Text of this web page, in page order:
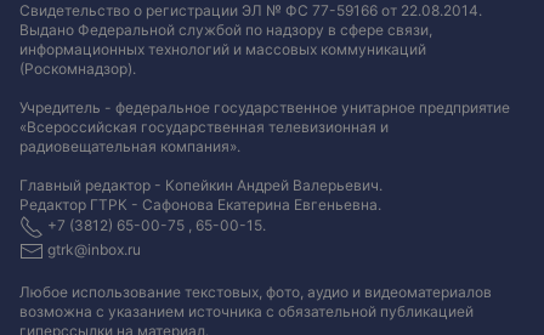
Свидетельство о регистрации ЭЛ № ФС 77-59166 от 22.08.2014.
Выдано Федеральной службой по надзору в сфере связи,
информационных технологий и массовых коммуникаций
(Роскомнадзор).
Учредитель - федеральное государственное унитарное предприятие
«Всероссийская государственная телевизионная и
радиовещательная компания».
Главный редактор - Копейкин Андрей Валерьевич.
Редактор ГТРК - Сафонова Екатерина Евгеньевна.
+7 (3812) 65-00-75 , 65-00-15.
gtrk@inbox.ru
Любое использование текстовых, фото, аудио и видеоматериалов
возможна с указанием источника с обязательной публикацией
гиперссылки на материал.